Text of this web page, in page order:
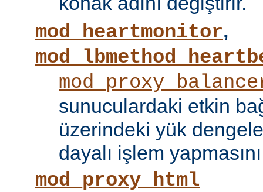
mod_heartmonitor,
sunuculardaki etkin
üzerindeki yük
dayalı işlem
mod_proxy_html